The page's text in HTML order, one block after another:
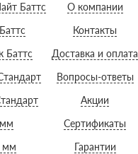
Баттс
Баттс
мм
О компании
Контакты
Доставка и оплата
Вопросы-ответы
Акции
Сертификаты
Гарантии